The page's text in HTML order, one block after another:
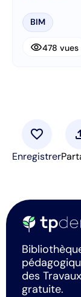
BIM
visibility478 vues
favorite
Enregistrer
des
gratuite.